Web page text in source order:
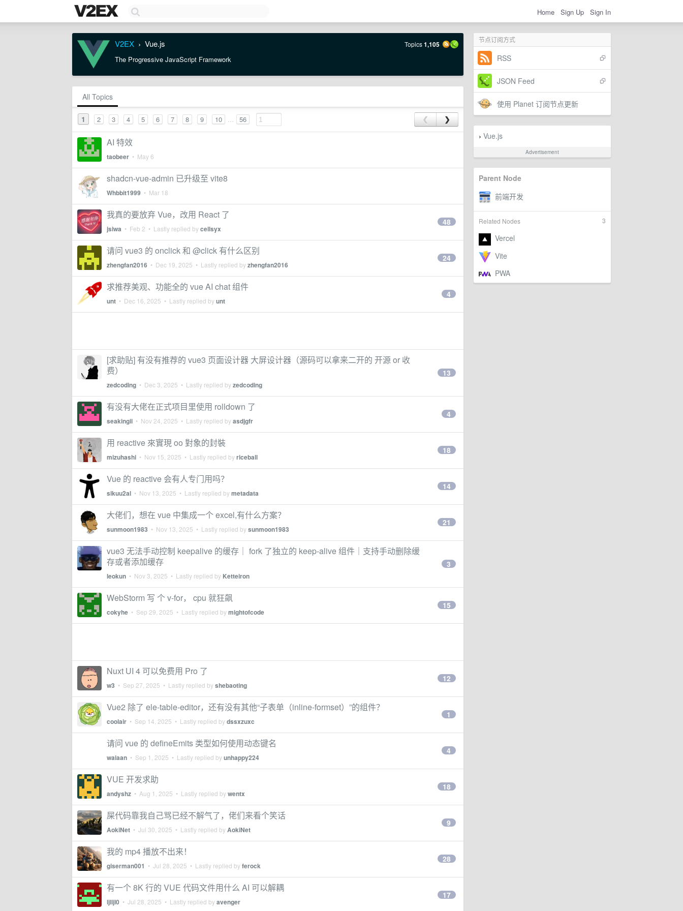
Home Sign Up Sign In
节点订阅方式
RSS
JSON Feed
使用 Planet 订阅节点更新
› Vue.js
Advertisement
Parent Node
3
Related Nodes
V2EX › Vue.js Topics1,105
The Progressive JavaScript Framework
All Topics
1 2 3 4 5 6 7 8 9 10 ... 56 ❮ ❯
AI 特效
taobeer • May 6
shadcn-vue-admin 已升级至 vite8
Whbbit1999 • Mar 18
我真的要放弃 Vue，改用 React 了
jsiwa • Feb 2 • Lastly replied bycellsyx
48
请问 vue3 的 onclick 和 @click 有什么区别
zhengfan2016 • Dec 19, 2025 • Lastly replied byzhengfan2016
24
求推荐美观、功能全的 vue AI chat 组件
unt • Dec 16, 2025 • Lastly replied byunt
4
[求助贴] 有没有推荐的 vue3 页面设计器 大屏设计器（源码可以拿来二开的 开源 or 收
费）
zedcoding • Dec 3, 2025 • Lastly replied byzedcoding
13
有没有大佬在正式项目里使用 rolldown 了
seakingii • Nov 24, 2025 • Lastly replied byasdjgfr
4
用 reactive 來實現 oo 對象的封裝
mizuhashi • Nov 15, 2025 • Lastly replied byriceball
18
Vue 的 reactive 会有人专门用吗？
sikuu2al • Nov 13, 2025 • Lastly replied bymetadata
14
大佬们，想在 vue 中集成一个 excel,有什么方案？
sunmoon1983 • Nov 13, 2025 • Lastly replied bysunmoon1983
21
vue3 无法手动控制 keepalive 的缓存｜ fork 了独立的 keep-alive 组件｜支持手动删除缓
存或者添加缓存
leokun • Nov 3, 2025 • Lastly replied by Ketteiron
3
WebStorm 写 个 v-for， cpu 就狂飙
cokyhe • Sep 29, 2025 • Lastly replied bymightofcode
15
Nuxt UI 4 可以免费用 Pro 了
w3 • Sep 27, 2025 • Lastly replied byshebaoting
12
Vue2 除了 ele-table-editor，还有没有其他“子表单（inline-formset）”的组件？
coolair • Sep 14, 2025 • Lastly replied bydssxzuxc
1
请问 vue 的 defineEmits 类型如何使用动态键名
waiaan • Sep 1, 2025 • Lastly replied byunhappy224
4
VUE 开发求助
andyshz • Aug 1, 2025 • Lastly replied bywentx
18
屎代码靠我自己骂已经不解气了，佬们来看个笑话
AokiNet • Jul 30, 2025 • Lastly replied byAokiNet
9
我的 mp4 播放不出来！
giserman001 • Jul 28, 2025 • Lastly replied byferock
28
有一个 8K 行的 VUE 代码文件用什么 AI 可以解耦
ljlljl0 • Jul 28, 2025 • Lastly replied byavenger
17